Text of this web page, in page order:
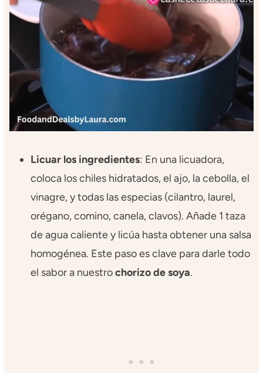
Licuar los ingredientes: En una licuadora,
coloca los chiles hidratados, el ajo, la cebolla, el
vinagre, y todas las especias (cilantro, laurel,
orégano, comino, canela, clavos). Añade 1 taza
de agua caliente y licúa hasta obtener una salsa
homogénea. Este paso es clave para darle todo
el sabor a nuestrochorizo de soya.